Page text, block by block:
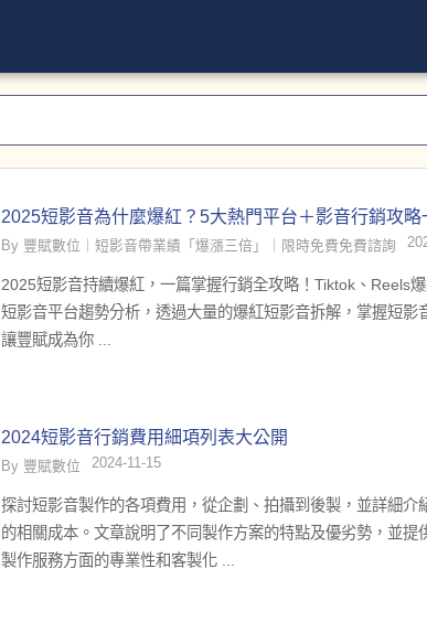
2025短影音為什麼爆紅？5大熱門平台＋影音行銷攻略
By 豐賦數位｜短影音帶業績「爆漲三倍」｜限時免費免費諮詢
2025短影音持續爆紅，一篇掌握行銷全攻略！Tiktok、Reels
短影音平台趨勢分析，透過大量的爆紅短影音拆解，掌握短影
讓豐賦成為你 ...
2024短影音行銷費用細項列表大公開
By 豐賦數位 2024-11-15
探討短影音製作的各項費用，從企劃、拍攝到後製，並詳細介
的相關成本。文章說明了不同製作方案的特點及優劣勢，並提
製作服務方面的專業性和客製化 ...